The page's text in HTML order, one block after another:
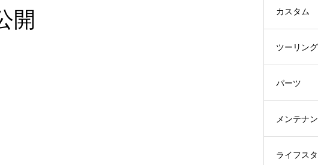
開
カスタム
ツーリング
パーツ
メンテナ
ライフス